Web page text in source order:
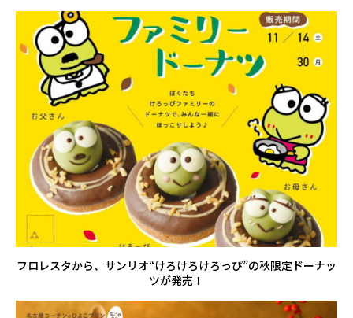
フロレスタから、サンリオ“けろけろけろっぴ”の秋限定ドーナッ
ツが発売！